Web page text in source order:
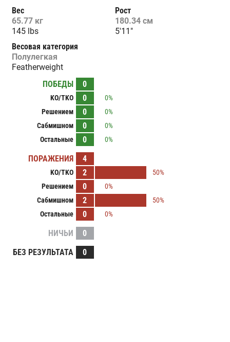
Вес
65.77 кг
145 lbs
Рост
180.34 см
5'11"
Весовая категория
Полулегкая
Featherweight
ПОБЕДЫ
0
KO/TKO 0
0%
Решением
0
0%
Сабмишном
0
0%
Остальные
0 0%
ПОРАЖЕНИЯ 4
KO/TKO 2
50%
Решением
0
0%
Сабмишном
2
50%
Остальные
0 0%
НИЧЬИ
0
БЕЗ РЕЗУЛЬТАТА
0